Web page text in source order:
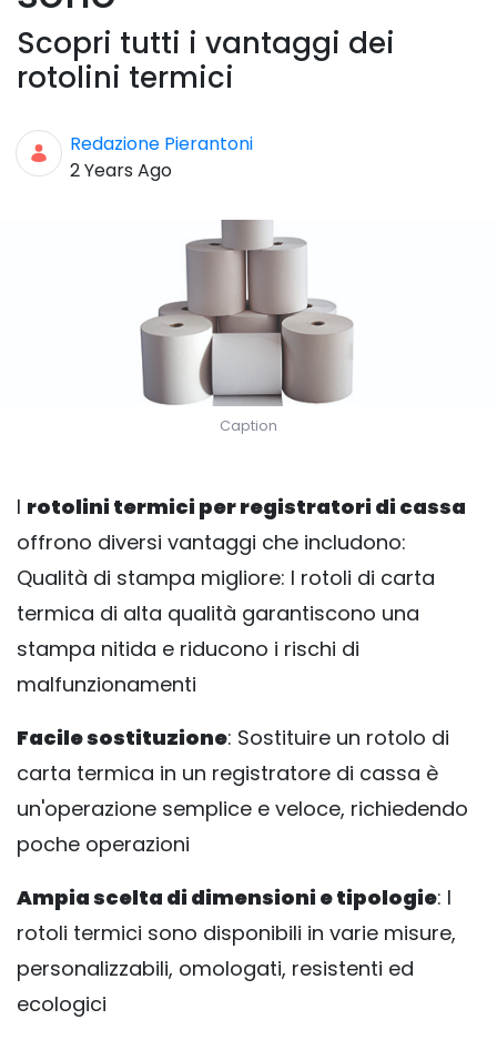
Scopri tutti i vantaggi dei
rotolini termici
Redazione Pierantoni
Published Date
2 Years Ago
Caption
I rotolini termici per registratori di cassa
offrono diversi vantaggi che includono:
Qualità di stampa migliore: I rotoli di carta
termica di alta qualità garantiscono una
stampa nitida e riducono i rischi di
malfunzionamenti
Facile sostituzione: Sostituire un rotolo di
carta termica in un registratore di cassa è
un'operazione semplice e veloce, richiedendo
poche operazioni
Ampia scelta di dimensioni e tipologie: I
rotoli termici sono disponibili in varie misure,
personalizzabili, omologati, resistenti ed
ecologici